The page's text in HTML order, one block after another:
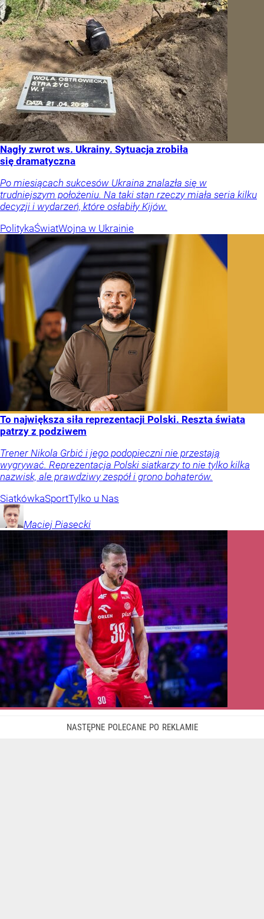
Nagły zwrot ws. Ukrainy. Sytuacja zrobiła
się dramatyczna
Po miesiącach sukcesów Ukraina znalazła się w
trudniejszym położeniu. Na taki stan rzeczy miała seria kilku
decyzji i wydarzeń, które osłabiły Kijów.
PolitykaŚwiatWojna w Ukrainie
To największa siła reprezentacji Polski. Reszta świata
patrzy z podziwem
Trener Nikola Grbić i jego podopieczni nie przestają
wygrywać. Reprezentacja Polski siatkarzy to nie tylko kilka
nazwisk, ale prawdziwy zespół i grono bohaterów.
SiatkówkaSportTylko u Nas
Maciej Piasecki